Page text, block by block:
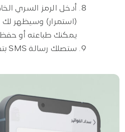
أدخل الرمز السري
(استمرار) وسيظهر
يمكنك طباعته أو
ستصلك رسالة SMS